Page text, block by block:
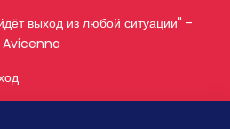
— как дом без света" - Abdulla
Avloniy